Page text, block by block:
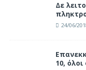
Δε
24/06/
10,